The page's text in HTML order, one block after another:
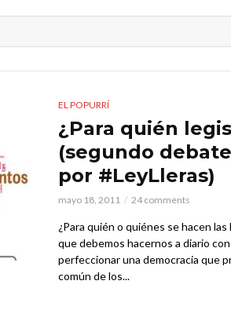
EL POPURRÍ
¿Para quién
(segundo
por #LeyLleras)
mayo 18, 2011 24 comments
¿Para quién o quiénes se hacen
que debemos hacernos a diario
perfeccionar una democracia que
común de los...